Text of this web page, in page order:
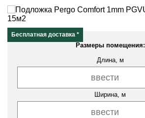
Бесплатная доставка *
Размеры помещения:
Длина, м
Ширина, м